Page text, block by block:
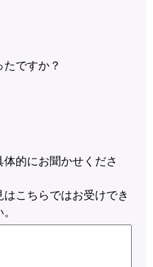
ですか？
的にお聞かせくださ
こちらではお受けでき